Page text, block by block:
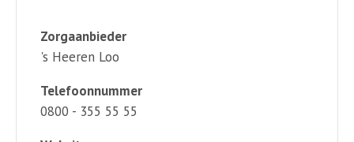
Zorgaanbieder
's Heeren Loo
Telefoonnummer
0800 - 355 55 55